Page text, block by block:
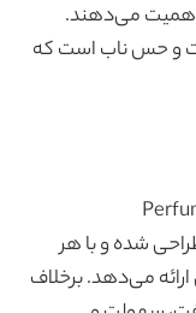
اهمیت می‌دهند.
و حس ناب است که
شده و با هر
می‌دهد. برخلاف